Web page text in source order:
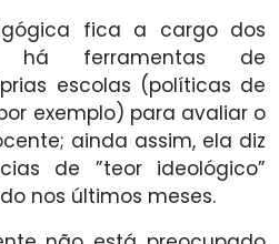
fica a cargo dos
há ferramentas de
escolas (políticas de
exemplo) para avaliar o
ainda assim, ela diz
de ”teor ideológico”
nos últimos meses.